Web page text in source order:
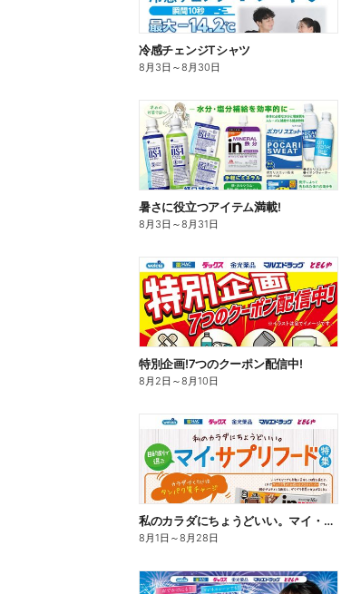
冷感チェンジTシャツ
8月3日 ～8月30日
暑さに役立つアイテム満載!
8月3日 ～8月31日
特別企画!7つのクーポン配信中!
8月2日 ～8月10日
私のカラダにちょうどいい。マイ・サプリフード
8月1日 ～8月28日